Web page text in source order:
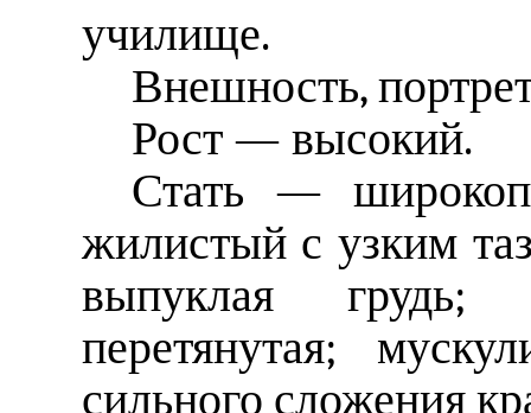
училище.
Внешность,
Рост — высокий.
Стать —
жилистый с узким
выпуклая грудь;
перетянутая;
сильного сложения